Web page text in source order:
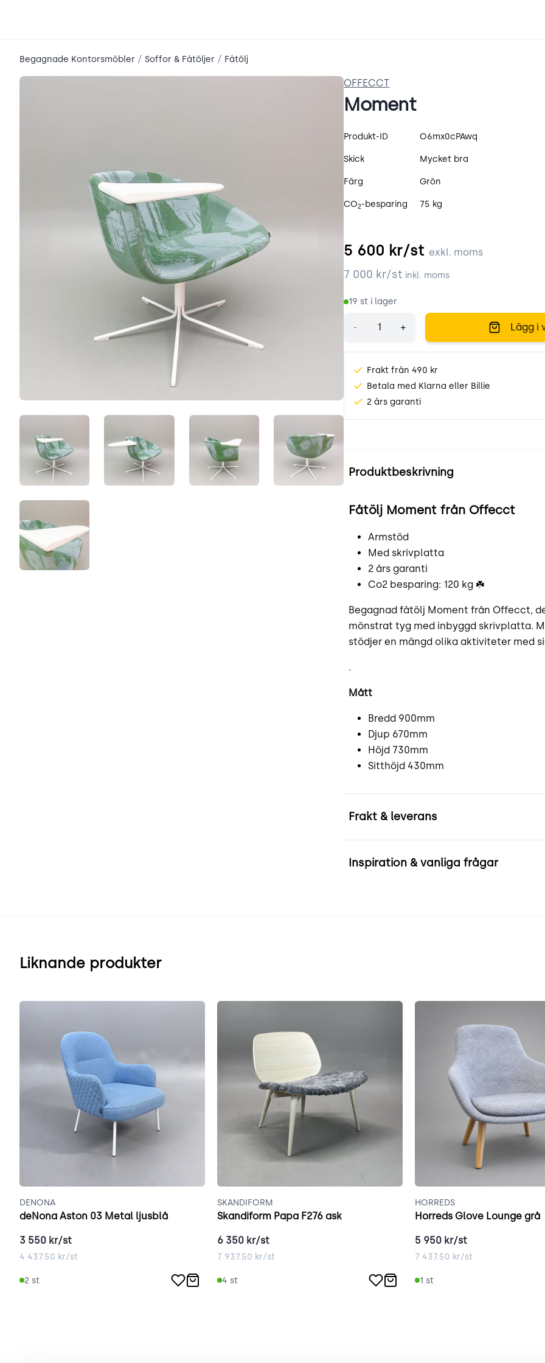
Begagnade Kontorsmöbler / Soffor & Fåtöljer / Fåtölj
G6zCBkcYsGEA.jpegd2h75eZaCpCu.jpeglEbI_eg-t1tF.jpeg YUA1ax6hcTEM.jpeg
v0O5_E2cYmzf.jpeg
OFFECCT
Moment
Produktspecifikation
Produkt-ID O6mx0cPAwq
Skick Mycket bra
Färg Grön
CO2-besparing 75 kg
5 600 kr/st exkl. moms
7 000 kr/st inkl. moms
19 st i lager
- + Lägg i
Frakt från 490 kr
Betala med Klarna eller Billie
2 års garanti
Produktbeskrivning
Fåtölj Moment från Offecct
Armstöd
Med skrivplatta
2 års garanti
Co2 besparing: 120 kg ☘️
Begagnad fåtölj Moment från Offecct,
mönstrat tyg med inbyggd skrivplatta.
stödjer en mängd olika aktiviteter med
.
Mått
Bredd 900mm
Djup 670mm
Höjd 730mm
Sitthöjd 430mm
Frakt & leverans
Inspiration & vanliga frågar
Liknande produkter
DENONA
deNona Aston 03 Metal ljusblå
3 550 kr/st
4 437.50 kr/st
2 st
SKANDIFORM
Skandiform Papa F276 ask
6 350 kr/st
7 937.50 kr/st
4 st
HORREDS
Horreds Glove Lounge grå
5 950 kr/st
7 437.50 kr/st
1 st